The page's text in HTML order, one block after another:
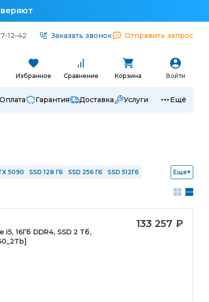
12-42 Заказать звонок Отправить запрос
Избранное Сравнение Корзина Войти
Оплата Гарантия Доставка Услуги Ещё
5090 SSD 128 Гб SSD 256 Гб
SSD 512Гб
Еще
i5, 16Гб DDR4, SSD 2 Тб,
133 257 ₽